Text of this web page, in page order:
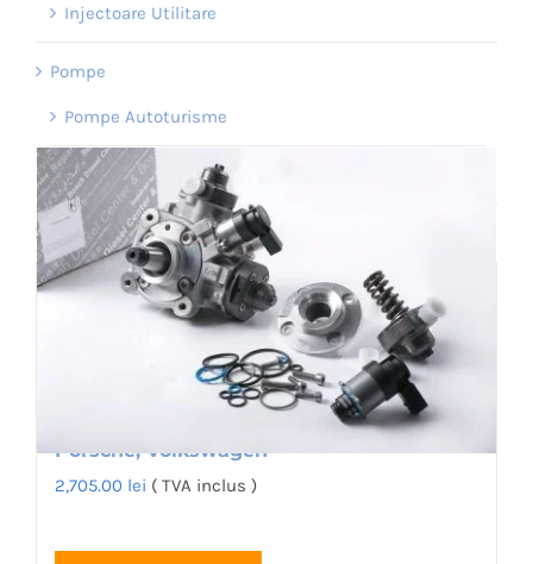
Injectoare Utilitare
Pompe
Pompe Autoturisme
Pompe Utilitare
Servicii
Pompa De Inalta Presiune Bosch CP4
Remanufacturata 0445010611 Audi
Porsche, Volkswagen
2,705.00 lei ( TVA inclus )